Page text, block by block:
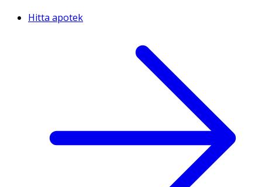
Hitta apotek